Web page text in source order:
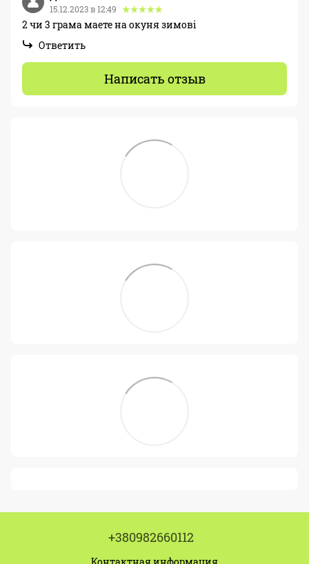
15.12.2023 в 12:49
2 чи 3 грама маете на окуня зимові
Ответить
Написать отзыв
+380982660112